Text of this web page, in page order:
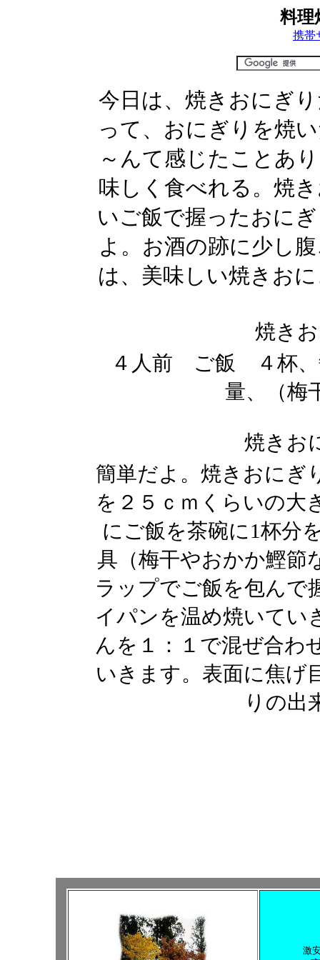
料理
携帯
今日は、焼きおにぎ
って、おにぎりを焼
～んて感じたことあ
味しく食べれる。焼
いご飯で握ったおに
よ。お酒の跡に少し
は、美味しい焼きお
焼き
４人前 ご飯 ４杯、
量、（梅
焼きお
簡単だよ。焼きおにぎ
を２５ｃｍくらいの大
にご飯を茶碗に1杯分
具（梅干やおかか鰹節
ラップでご飯を包んで
イパンを温め焼いてい
んを１：１で混ぜ合わ
いきます。表面に焦げ
りの出
激